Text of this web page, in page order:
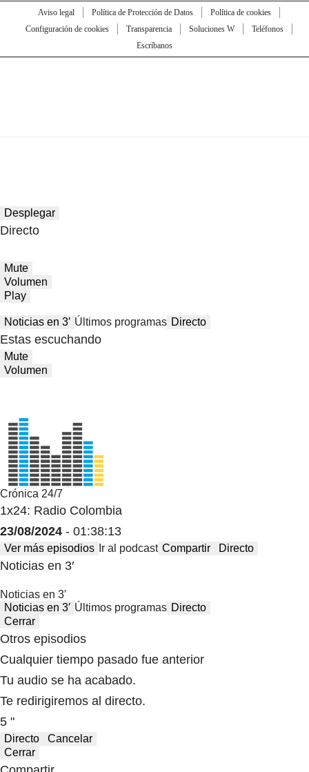
Aviso legal Política de Protección de Datos
Política de cookies
Configuración de cookies
Transparencia Soluciones W
Teléfonos
Escríbanos
Desplegar
Directo
Mute
Volumen
Play
Noticias en 3′ Últimos programas Directo
Estas escuchando
Mute
Volumen
Crónica 24/7
1x24: Radio Colombia
23/08/2024 - 01:38:13
Ver más episodios Ir al podcast Compartir Directo
Noticias en 3′
Noticias en 3′
Noticias en 3′ Últimos programas Directo
Cerrar
Otros episodios
Cualquier tiempo pasado fue anterior
Tu audio se ha acabado.
Te redirigiremos al directo.
5 "
Directo
Cancelar
Cerrar